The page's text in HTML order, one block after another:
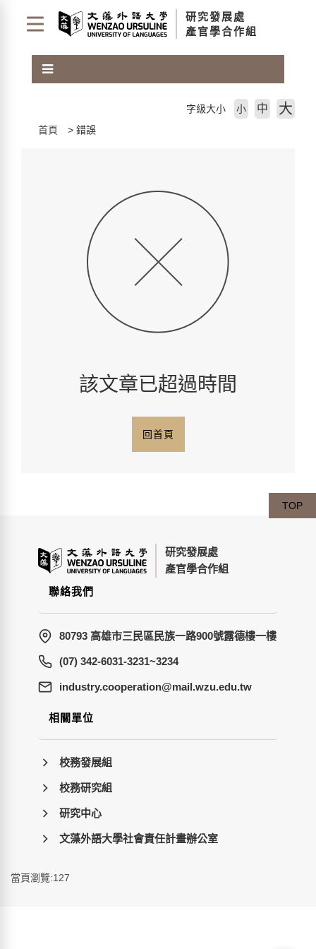
首頁
錯誤
字級大小 小 中 大
該文章已超過時間
回首頁
研究發展處
產官學合作組
聯絡我們
80793 高雄市三民區民族一路900號露德樓一樓
(07) 342-6031-3231~3234
wt.ude.uzw.liam@noitarepooc.yrtsudni
相關單位
校務發展組
校務研究組
研究中心
文藻外語大學社會責任計畫辦公室
當頁瀏覽:127
TOP
研究發展處
產官學合作組